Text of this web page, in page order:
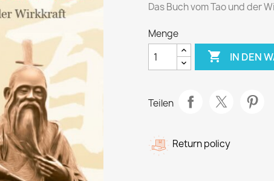
Das Buch vom Tao und der
Menge
 IN DEN
Teilen
Return policy